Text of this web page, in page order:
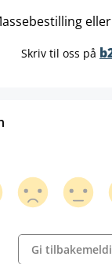
Skriv til oss på
Gi